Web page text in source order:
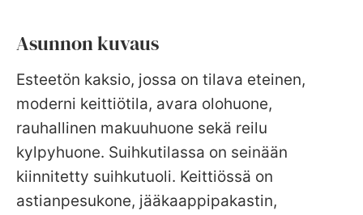
Asunnon kuvaus
Esteetön kaksio, jossa on tilava eteinen,
moderni keittiötila, avara olohuone,
rauhallinen makuuhuone sekä reilu
kylpyhuone. Suihkutilassa on seinään
kiinnitetty suihkutuoli. Keittiössä on
astianpesukone, jääkaappipakastin,